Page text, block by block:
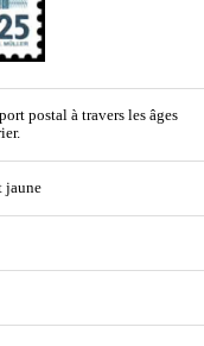
postal à travers les âges
jaune